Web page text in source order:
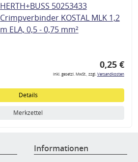
HERTH+BUSS 50253433
Crimpverbinder KOSTAL MLK 1,2
m ELA, 0,5 - 0,75 mm²
0,25 €
inkl. gesetzl. MwSt., zzgl.Versandkosten
Details
Merkzettel
Informationen